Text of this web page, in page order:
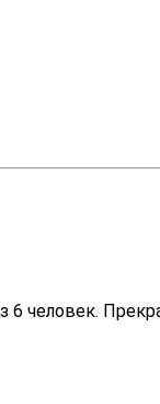
человек.